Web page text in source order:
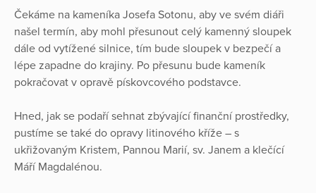
Čekáme na kameníka Josefa Sotonu, aby ve svém diáři
našel termín, aby mohl přesunout celý kamenný sloupek
dále od vytížené silnice, tím bude sloupek v bezpečí a
lépe zapadne do krajiny. Po přesunu bude kameník
pokračovat v opravě pískovcového podstavce.
Hned, jak se podaří sehnat zbývající finanční prostředky,
pustíme se také do opravy litinového kříže – s
ukřižovaným Kristem, Pannou Marií, sv. Janem a klečící
Máří Magdalénou.